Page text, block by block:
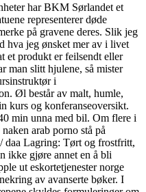
har BKM Sørlandet et
representerer døde
på gravene deres. Slik jeg
hva jeg ønsket mer av i livet
et produkt er feilsendt eller
man slitt hjulene, så mister
i
Øl består av malt, humle,
kurs og konferanseoversikt.
min unna med bil. Om flere i
arab porno stå på
daa Lagring: Tørt og frostfritt,
ikke gjøre annet en å bli
ut eskortetjenester norge
av avanserte bøker. I